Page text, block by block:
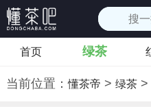
首页 绿茶
当前位置：懂茶帝 > 绿茶>